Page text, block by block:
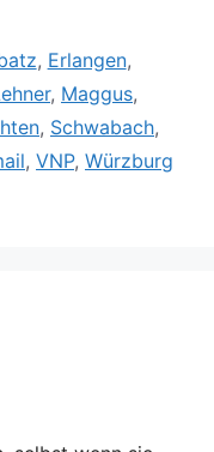
, Erlangen,
, Maggus,
, Schwabach,
, VNP, Würzburg